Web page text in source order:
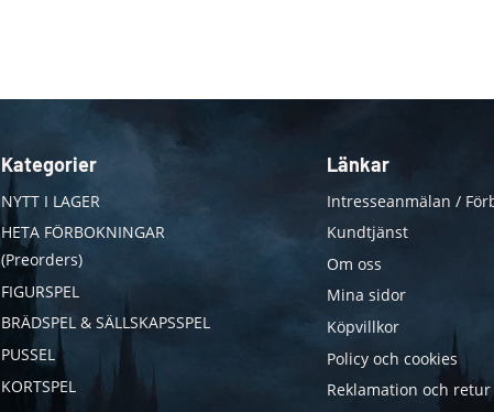
Kategorier
NYTT I LAGER
HETA FÖRBOKNINGAR
(Preorders)
FIGURSPEL
BRÄDSPEL & SÄLLSKAPSSPEL
PUSSEL
KORTSPEL
Länkar
Intresseanmälan /
Kundtjänst
Om oss
Mina sidor
Köpvillkor
Policy och cookies
Reklamation och retur